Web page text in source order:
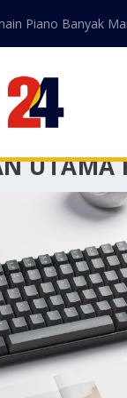
Piano Banyak
UTAMA